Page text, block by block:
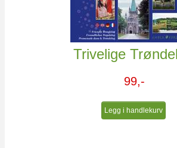
Trivelige
99,-
Legg i handlekurv